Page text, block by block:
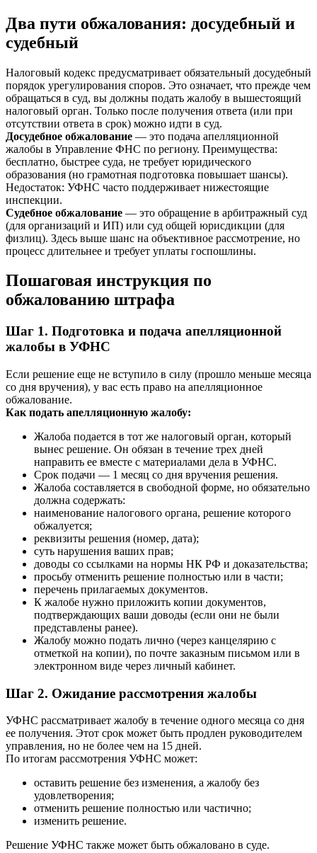
Два пути обжалования: досудебный и
судебный
Налоговый кодекс предусматривает обязательный досудебный
порядок урегулирования споров. Это означает, что прежде чем
обращаться в суд, вы должны подать жалобу в вышестоящий
налоговый орган. Только после получения ответа (или при
отсутствии ответа в срок) можно идти в суд.
Досудебное обжалование — это подача апелляционной
жалобы в Управление ФНС по региону. Преимущества:
бесплатно, быстрее суда, не требует юридического
образования (но грамотная подготовка повышает шансы).
Недостаток: УФНС часто поддерживает нижестоящие
инспекции.
Судебное обжалование — это обращение в арбитражный суд
(для организаций и ИП) или суд общей юрисдикции (для
физлиц). Здесь выше шанс на объективное рассмотрение, но
процесс длительнее и требует уплаты госпошлины.
Пошаговая инструкция по
обжалованию штрафа
Шаг 1. Подготовка и подача апелляционной
жалобы в УФНС
Если решение еще не вступило в силу (прошло меньше месяца
со дня вручения), у вас есть право на апелляционное
обжалование.
Как подать апелляционную жалобу:
Жалоба подается в тот же налоговый орган, который
вынес решение. Он обязан в течение трех дней
направить ее вместе с материалами дела в УФНС.
Срок подачи — 1 месяц со дня вручения решения.
Жалоба составляется в свободной форме, но обязательно
должна содержать:
наименование налогового органа, решение которого
обжалуется;
реквизиты решения (номер, дата);
суть нарушения ваших прав;
доводы со ссылками на нормы НК РФ и доказательства;
просьбу отменить решение полностью или в части;
перечень прилагаемых документов.
К жалобе нужно приложить копии документов,
подтверждающих ваши доводы (если они не были
представлены ранее).
Жалобу можно подать лично (через канцелярию с
отметкой на копии), по почте заказным письмом или в
электронном виде через личный кабинет.
Шаг 2. Ожидание рассмотрения жалобы
УФНС рассматривает жалобу в течение одного месяца со дня
ее получения. Этот срок может быть продлен руководителем
управления, но не более чем на 15 дней.
По итогам рассмотрения УФНС может:
оставить решение без изменения, а жалобу без
удовлетворения;
отменить решение полностью или частично;
изменить решение.
Решение УФНС также может быть обжаловано в суде.